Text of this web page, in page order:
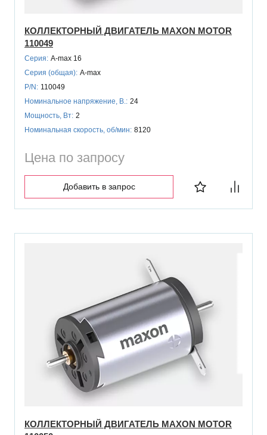
КОЛЛЕКТОРНЫЙ ДВИГАТЕЛЬ MAXON MOTOR
110049
Серия: A-max 16
Серия (общая): A-max
P/N: 110049
Номинальное напряжение, В.: 24
Мощность, Вт: 2
Номинальная скорость, об/мин: 8120
Цена по запросу
Добавить в запрос
КОЛЛЕКТОРНЫЙ ДВИГАТЕЛЬ MAXON MOTOR